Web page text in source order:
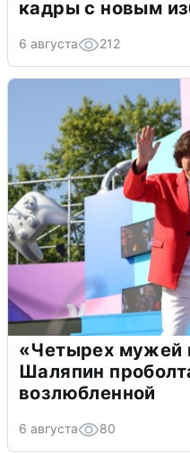
кадры с новым
6 августа 212
«Четырех мужей
Шаляпин
возлюбленной
6 августа 80